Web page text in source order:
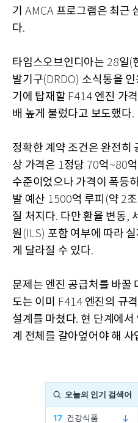
기 AMCA 프로그램은 최근
다.
타임스오브인디아는 28일(
발기구(DRDO) 소식통을
기에 탑재할 F414 엔진 가
배 높게 불렀다고 보도했다.
정확한 계약 조건은 완전히
상 가격은 1정당 70억 ~80
수준이었으나 가격이 폭등
발 예산 1500억 루피 (약 2조
질 처지다. 다만 환율 변동,
원 (ILS) 포함 여부에 따라
게 달라질 수 있다.
문제는 엔진 공급처를 바꿀
도는 이미 F414 엔진의 규
설계를 마쳤다. 현 단계에서
계 전체를 갈아엎어야 해